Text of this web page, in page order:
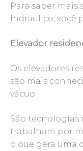
Para saber mais
hidráulico, você
Elevador
Os elevadores
são mais
vácuo.
São tecnologias
trabalham por
o que gera uma